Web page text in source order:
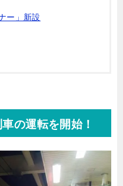
ー」新設
の運転を開始！